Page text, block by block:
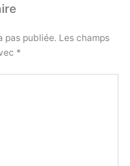
pas publiée. Les champs
*